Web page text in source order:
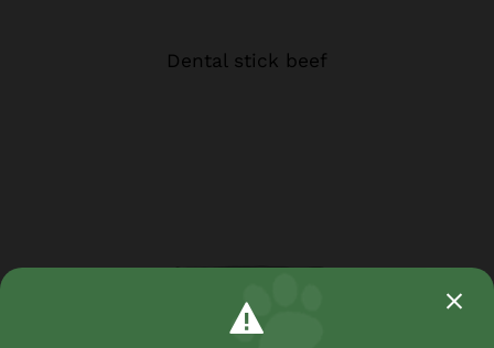
Dental stick beef